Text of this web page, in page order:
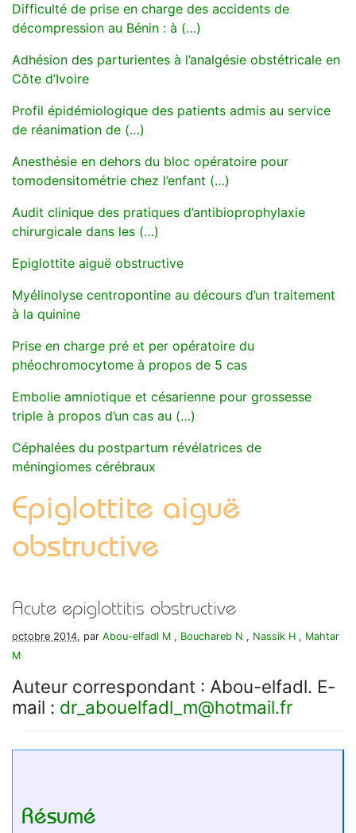
Difficulté de prise en charge des accidents de
décompression au Bénin : à (…)
Adhésion des parturientes à l’analgésie obstétricale en
Côte d’Ivoire
Profil épidémiologique des patients admis au service
de réanimation de (…)
Anesthésie en dehors du bloc opératoire pour
tomodensitométrie chez l’enfant (…)
Audit clinique des pratiques d’antibioprophylaxie
chirurgicale dans les (…)
Epiglottite aiguë obstructive
Myélinolyse centropontine au décours d’un traitement
à la quinine
Prise en charge pré et per opératoire du
phéochromocytome à propos de 5 cas
Embolie amniotique et césarienne pour grossesse
triple à propos d’un cas au (…)
Céphalées du postpartum révélatrices de
méningiomes cérébraux
Epiglottite aiguë
obstructive
Acute epiglottitis obstructive
octobre 2014, par Abou-elfadl M , Bouchareb N , Nassik H , Mahtar
M
Auteur correspondant : Abou-elfadl. E-
mail : dr_abouelfadl_m@hotmail.fr
Résumé